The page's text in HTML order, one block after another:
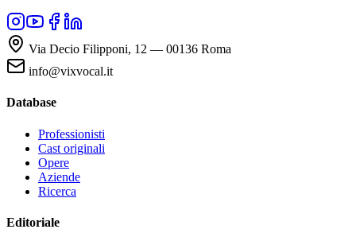
Via Decio Filipponi, 12 — 00136 Roma
info@vixvocal.it
Database
Professionisti
Cast originali
Opere
Aziende
Ricerca
Editoriale